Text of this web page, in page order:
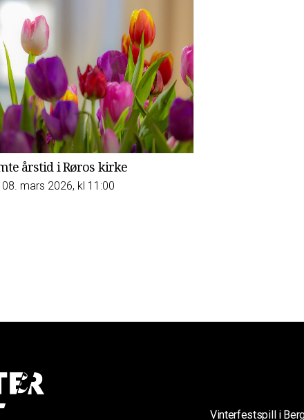
årstid i Røros kirke
mars 2026, kl 11:00
Vinterfestspill i